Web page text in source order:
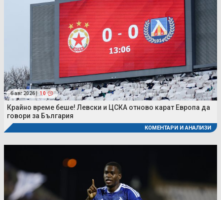
6 авг 2026 | 10
Крайно време беше! Левски и ЦСКА отново карат Европа да
говори за България
КОМЕНТАРИ И АНАЛИЗИ